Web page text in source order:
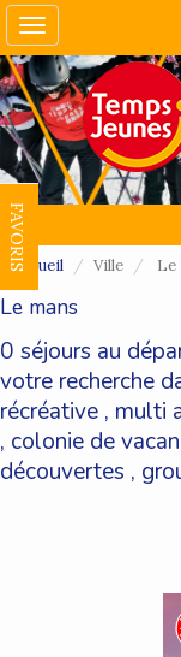
Toggle
navigation
FAVORIS
Accueil Ville Le
Le mans
0 séjours au
votre recherche
récréative , multi
, colonie de
découvertes ,